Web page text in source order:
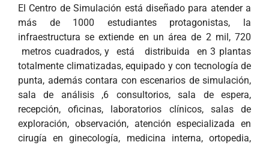
El Centro de Simulación está diseñado para atender a
más de 1000 estudiantes protagonistas, la
infraestructura se extiende en un área de 2 mil, 720
metros cuadrados, y está distribuida en 3 plantas
totalmente climatizadas, equipado y con tecnología de
punta, además contara con escenarios de simulación,
sala de análisis ,6 consultorios, sala de espera,
recepción, oficinas, laboratorios clínicos, salas de
exploración, observación, atención especializada en
cirugía en ginecología, medicina interna, ortopedia,